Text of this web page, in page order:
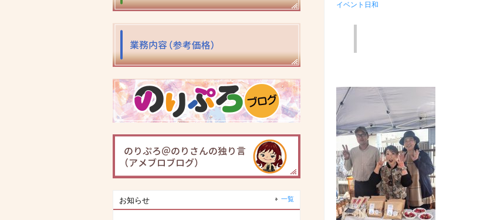
イベント日和
お知らせ 一覧